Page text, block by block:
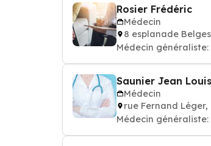
Rosier Frédéric
Médecin
8 esplanade
Médecin
Saunier Jean Louis
Médecin
rue Fernand Léger,
Médecin